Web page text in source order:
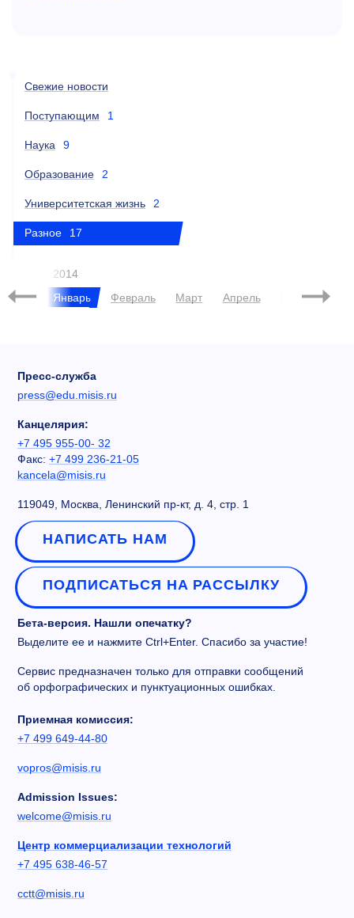
Свежие новости
Поступающим 1
Наука 9
Образование 2
Университетская жизнь 2
Разное 17
2014
Январь
Февраль Март Апрель Май Июнь
Пресс-служба
press@edu.misis.ru
Канцелярия:
+7 495 955-00- 32
Факс: +7 499 236-21-05
kancela@misis.ru
119049, Москва, Ленинский пр-кт, д. 4, стр. 1
НАПИСАТЬ НАМ
ПОДПИСАТЬСЯ НА РАССЫЛКУ
Бета-версия. Нашли опечатку?
Выделите ее и нажмите Ctrl+Enter. Спасибо за участие!
Сервис предназначен только для отправки сообщений
об орфографических и пунктуационных ошибках.
Приемная комиссия:
+7 499 649-44-80
vopros@misis.ru
Admission Issues:
welcome@misis.ru
Центр коммерциализации технологий
+7 495 638-46-57
cctt@misis.ru